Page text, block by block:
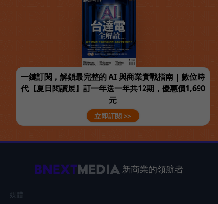
一鍵訂閱，解鎖最完整的 AI 與商業實戰指南 | 數位時
代【夏日閱讀展】訂一年送一年共12期，優惠價1,690
元
立即訂閱 >>
新商業的領航者
媒體